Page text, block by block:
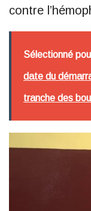
contre
Sélectionné
date du
tranche des